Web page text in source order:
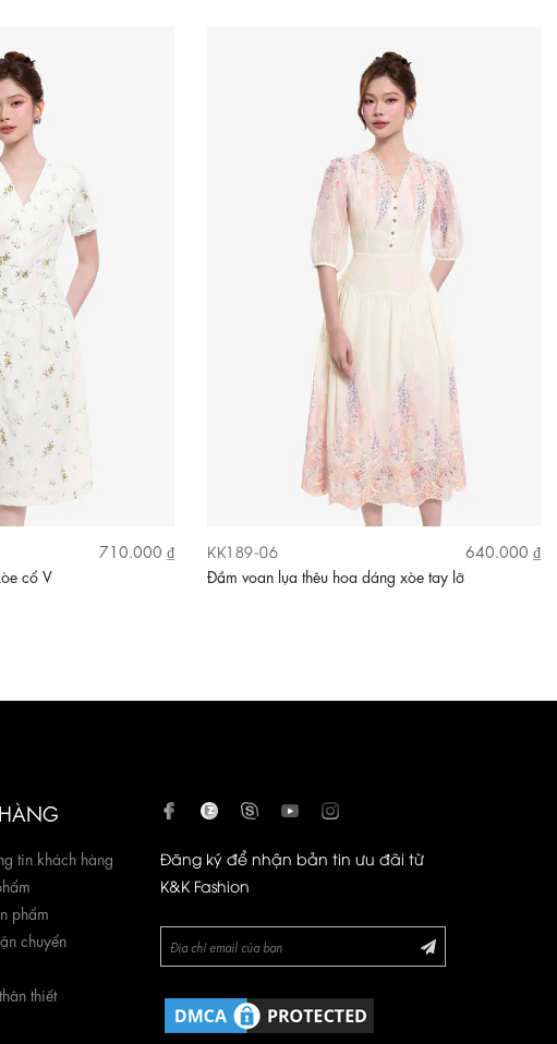
710.000 ₫
cổ V
KK189-06
640.000 ₫
Đầm voan lụa thêu hoa dáng xòe tay lỡ
tin khách hàng
phẩm
chuyển
thiết
Đăng ký để nhận bản tin ưu đãi từ
K&K Fashion